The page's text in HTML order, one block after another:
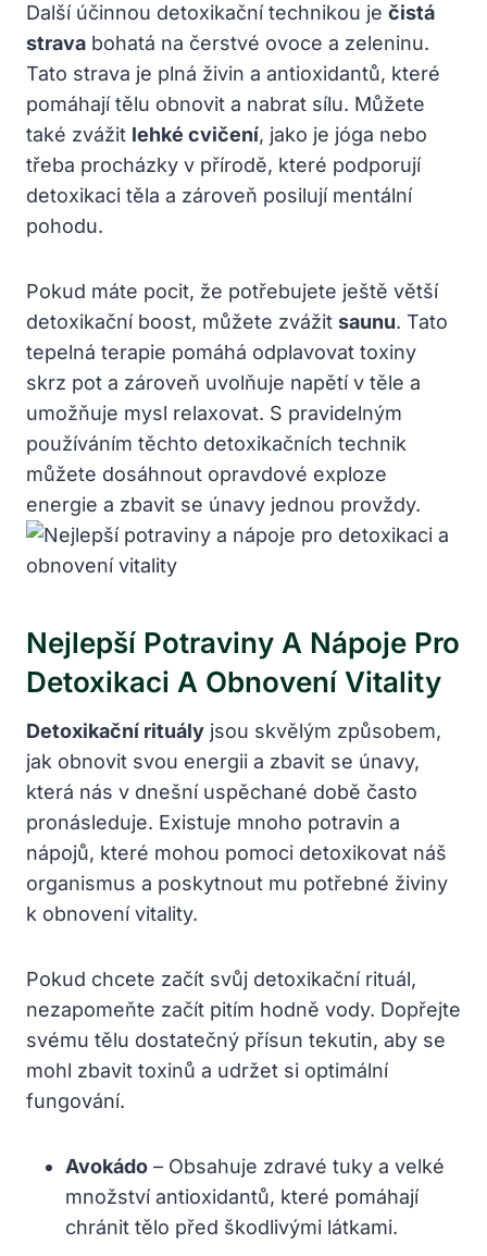
Další účinnou detoxikační technikou je čistá
strava bohatá na čerstvé ovoce a zeleninu.
Tato strava je plná⁤ živin a antioxidantů, které
pomáhají tělu obnovit a nabrat sílu. Můžete
také zvážit lehké cvičení, jako je jóga nebo
třeba⁣ procházky⁤ v přírodě, které podporují
detoxikaci těla a⁣ zároveň posilují ⁢mentální
pohodu.
Pokud máte pocit, že potřebujete ještě větší
detoxikační boost, můžete zvážit saunu. Tato‍
tepelná terapie pomáhá odplavovat toxiny
skrz pot a zároveň uvolňuje napětí v těle a
umožňuje mysl relaxovat. S pravidelným
používáním‍ těchto detoxikačních ‍technik​
můžete dosáhnout opravdové exploze
energie a zbavit se únavy jednou⁣ provždy.
Nejlepší Potraviny A Nápoje Pro
Detoxikaci A Obnovení Vitality
Detoxikační rituály jsou skvělým způsobem,
jak ⁤obnovit ⁢svou energii a zbavit se únavy,​
která nás v dnešní uspěchané době často
pronásleduje. Existuje mnoho potravin a
nápojů, které mohou pomoci detoxikovat náš
organismus a poskytnout‍ mu potřebné živiny
k obnovení vitality.
Pokud chcete začít svůj detoxikační rituál,
nezapomeňte začít pitím hodně vody. Dopřejte
svému tělu dostatečný přísun tekutin, aby se
mohl zbavit toxinů a udržet si optimální
‌fungování.
Avokádo – Obsahuje⁤ zdravé tuky a velké
množství antioxidantů, které⁤ pomáhají
chránit tělo před škodlivými látkami.